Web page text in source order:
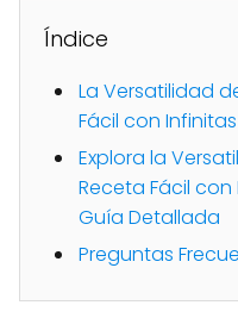
Índice
La Versatilidad
Fácil con
Explora la
Receta Fácil con
Guía Detallada
Preguntas